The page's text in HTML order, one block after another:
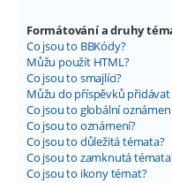
Formátování a druhy
Co jsou to BBKódy?
Můžu použít HTML?
Co jsou to smajlíci?
Můžu do příspěvků
Co jsou to globální
Co jsou to oznámení?
Co jsou to důležitá témata?
Co jsou to zamknutá
Co jsou to ikony témat?